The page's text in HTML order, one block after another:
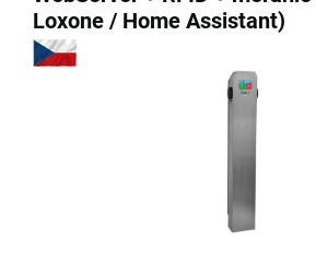
Loxone / Home Assistant)